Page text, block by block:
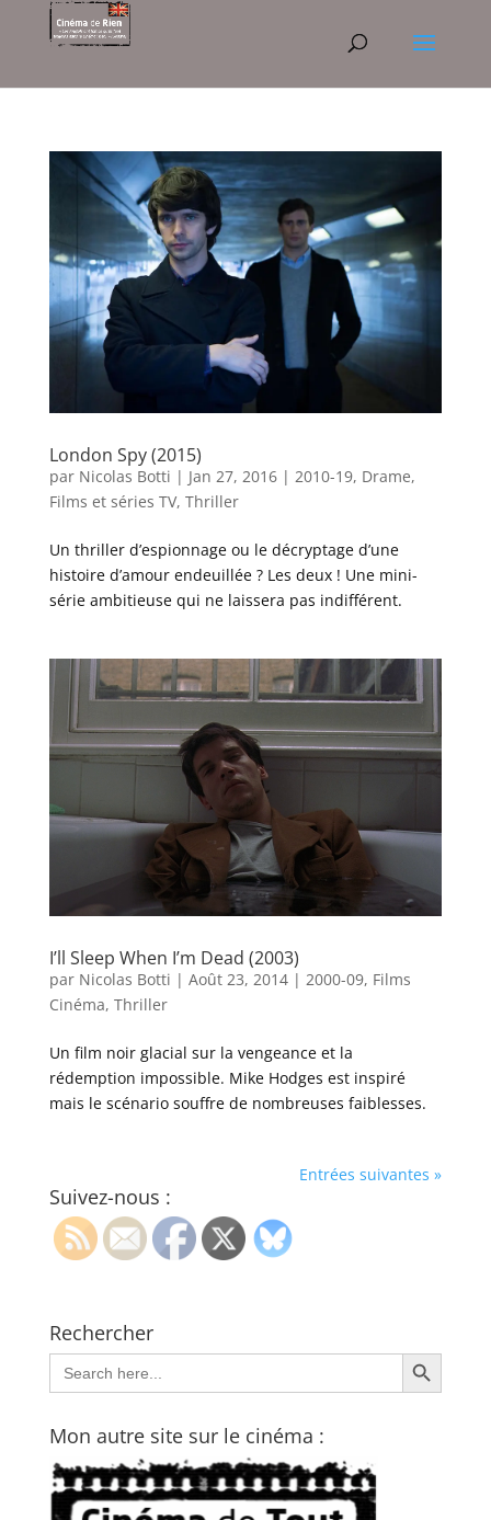
London Spy (2015)
par Nicolas Botti | Jan 27, 2016| 2010-19, Drame,
Films et séries TV, Thriller
Un thriller d’espionnage ou le décryptage d’une
histoire d’amour endeuillée ? Les deux ! Une mini-
série ambitieuse qui ne laissera pas indifférent.
I’ll Sleep When I’m Dead (2003)
par Nicolas Botti | Août 23, 2014| 2000-09, Films
Cinéma, Thriller
Un film noir glacial sur la vengeance et la
rédemption impossible. Mike Hodges est inspiré
mais le scénario souffre de nombreuses faiblesses.
Entrées suivantes »
Suivez-nous :
Rechercher
Search
for:
Search Button
Mon autre site sur le cinéma :